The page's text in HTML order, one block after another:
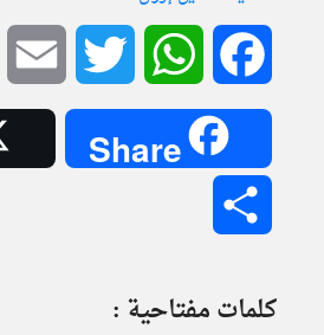
Facebook
WhatsApp
Twitter
Share
كلمات مفتاحية :